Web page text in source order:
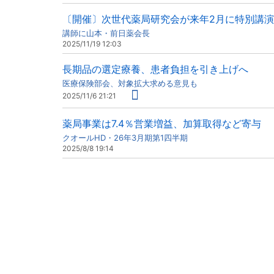
〔開催〕次世代薬局研究会が来年2月に特別講
講師に山本・前日薬会長
2025/11/19 12:03
長期品の選定療養、患者負担を引き上げへ
医療保険部会、対象拡大求める意見も
2025/11/6 21:21
薬局事業は7.4％営業増益、加算取得など寄与
クオールHD・26年3月期第1四半期
2025/8/8 19:14